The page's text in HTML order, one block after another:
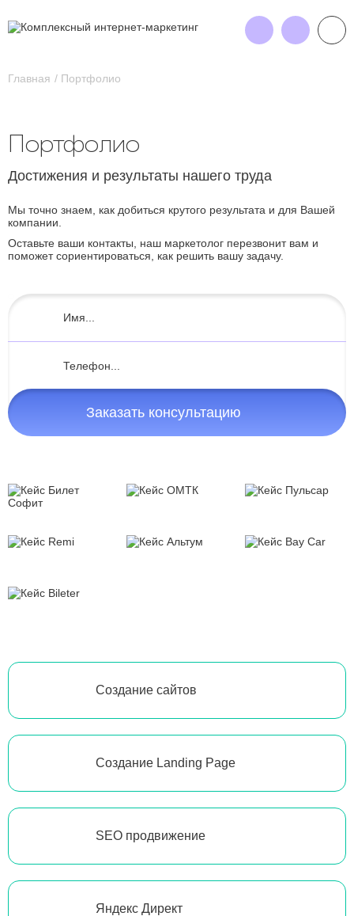
Главная Портфолио
Портфолио
Достижения и результаты нашего труда
Мы точно знаем, как добиться крутого результата и для Вашей
компании.
Оставьте ваши контакты, наш маркетолог перезвонит вам и
поможет сориентироваться, как решить вашу задачу.
Заказать консультацию
Создание сайтов
Создание Landing Page
SEO продвижение
Яндекс Директ